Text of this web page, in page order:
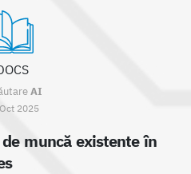
AI
2025
muncă existente în